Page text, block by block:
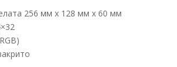
256 мм x 128 мм x 60 мм